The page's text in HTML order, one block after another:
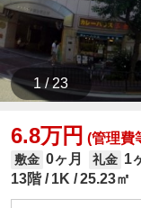
1 / 23
6.8万円 (管理費
敷金 0ヶ月 礼金 1
13階
1K 25.23㎡